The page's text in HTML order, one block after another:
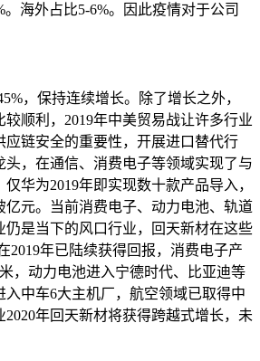
。海外占比5-6%。因此疫情对于公司
，保持连续增长。除了增长之外，
顺利，2019年中美贸易战让许多行业
应链安全的重要性，开展进口替代行
头，在通信、消费电子等领域实现了与
华为2019年即实现数十款产品导入，
亿元。当前消费电子、动力电池、轨道
仍是当下的风口行业，回天新材在这些
2019年已陆续获得回报，消费电子产
，动力电池进入宁德时代、比亚迪等
中车6大主机厂，航空领域已取得中
2020年回天新材将获得跨越式增长，未